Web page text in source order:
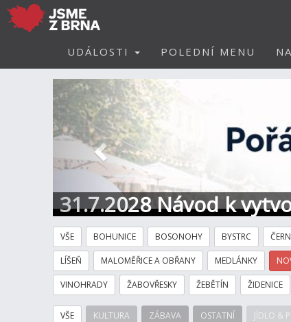
UDÁLOSTI POLEDNÍ MENU
31.7.2028 Návod k
Předchozí
VŠE BOHUNICE BOSONOHY BYSTRC
LÍŠEŇ MALOMĚŘICE A OBŘANY MEDLÁNKY
VINOHRADY ŽABOVŘESKY ŽEBĚTÍN ŽIDENICE
VŠE KULTURA ZÁBAVA OSTATNÍ JÍDLO &